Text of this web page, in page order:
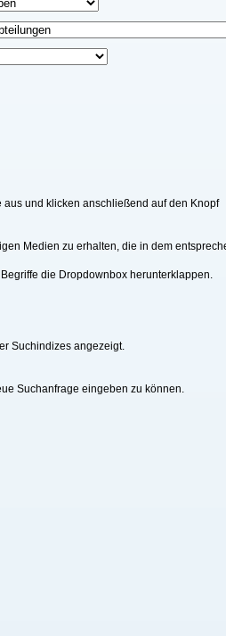
und klicken anschließend auf den
Medien zu erhalten, die in dem
die Dropdownbox herunterklappen.
Suchindizes angezeigt.
Suchanfrage eingeben zu können.